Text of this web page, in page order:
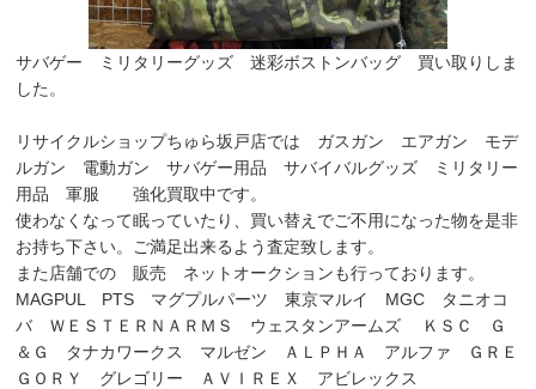
サバゲー ミリタリーグッズ 迷彩ボストンバッグ 買い取りしま
した。
リサイクルショップちゅら坂戸店では ガスガン エアガン モデ
ルガン 電動ガン サバゲー用品 サバイバルグッズ ミリタリー
用品 軍服 強化買取中です。
使わなくなって眠っていたり、買い替えでご不用になった物を是非
お持ち下さい。ご満足出来るよう査定致します。
また店舗での 販売 ネットオークションも行っております。
MAGPUL PTS マグプルパーツ 東京マルイ MGC タニオコ
バ ＷＥＳＴＥＲＮＡＲＭＳ ウェスタンアームズ ＫＳＣ Ｇ
＆Ｇ タナカワークス マルゼン ＡＬＰＨＡ アルファ ＧＲＥ
ＧＯＲＹ グレゴリー ＡＶＩＲＥＸ アビレックス